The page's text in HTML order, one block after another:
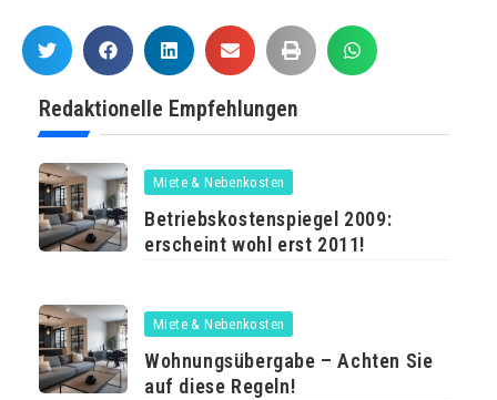
Redaktionelle Empfehlungen
Miete & Nebenkosten
Betriebskostenspiegel 2009:
erscheint wohl erst 2011!
Miete & Nebenkosten
Wohnungsübergabe – Achten Sie
auf diese Regeln!